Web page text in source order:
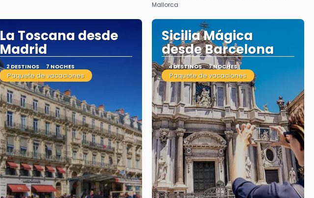
Mallorca
La Toscana desde
Madrid
2 DESTINOS 7 NOCHES
Paquete de vacaciones
Sicilia Mágica
desde Barcelona
4 DESTINOS 7 NOCHES
Paquete de vacaciones